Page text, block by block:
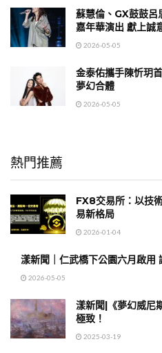
蘇慧倫、GX鼓鼓呂
嘉年華演出 獻上誠
2026-05-05
金泰佑攜手陳忻玥
夢幻合體
2026-05-05
熱門推薦
FX8交易所：以技
易新格局
2026-01-04
漾新聞｜仁武橋下公園六月啟用
2026-05-05
漾新聞|《夢幻威尼
極致！
2025-03-19